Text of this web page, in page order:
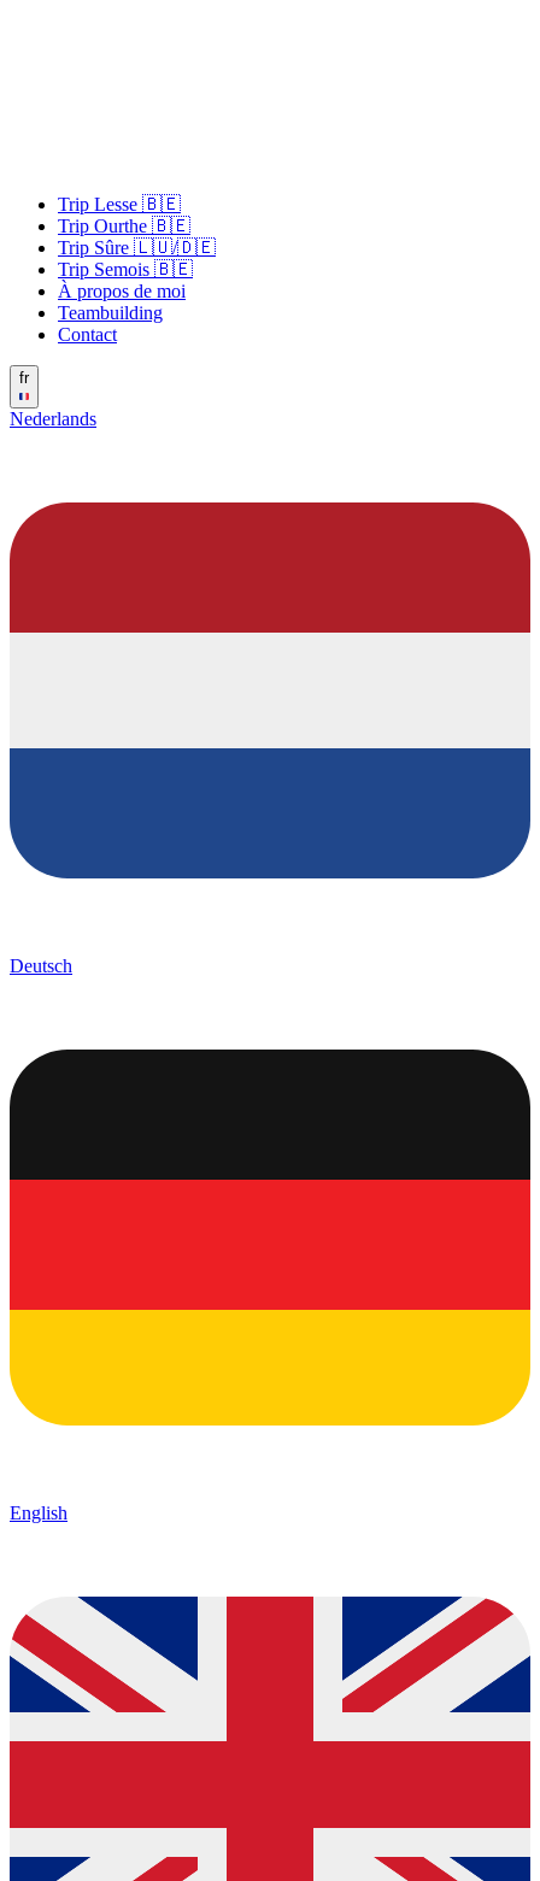
Trip Lesse 🇧🇪
Trip Ourthe 🇧🇪
Trip Sûre 🇱🇺/🇩🇪
Trip Semois 🇧🇪
À propos de moi
Teambuilding
Contact
fr
Nederlands
Deutsch
English